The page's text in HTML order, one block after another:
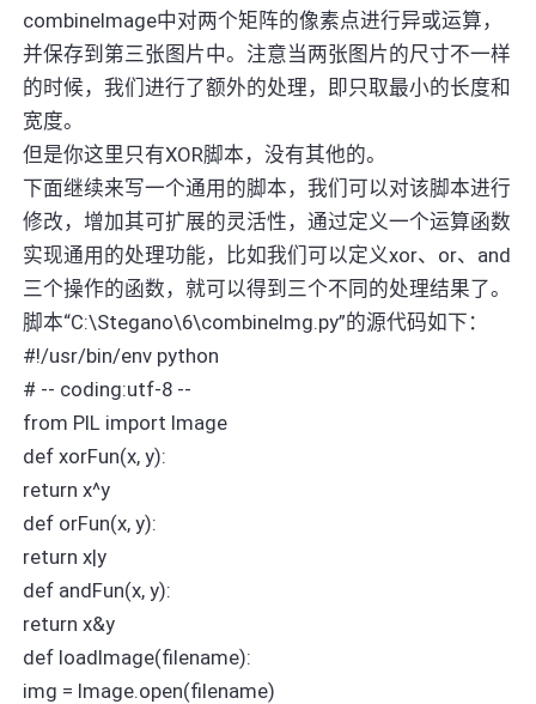
combineImage中对两个矩阵的像素点进行异或运算，
并保存到第三张图片中。注意当两张图片的尺寸不一样
的时候，我们进行了额外的处理，即只取最小的长度和
宽度。
但是你这里只有XOR脚本，没有其他的。
下面继续来写一个通用的脚本，我们可以对该脚本进行
修改，增加其可扩展的灵活性，通过定义一个运算函数
实现通用的处理功能，比如我们可以定义xor、or、and
三个操作的函数，就可以得到三个不同的处理结果了。
脚本“C:\Stegano\6\combineImg.py”的源代码如下：
#!/usr/bin/env python
# -- coding:utf-8 --
from PIL import Image
def xorFun(x, y):
return x^y
def orFun(x, y):
return x|y
def andFun(x, y):
return x&y
def loadImage(filename):
img = Image.open(filename)